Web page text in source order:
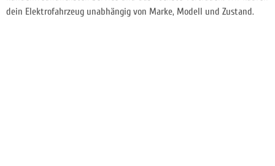
dein Elektrofahrzeug unabhängig von Marke, Modell und Zustand.